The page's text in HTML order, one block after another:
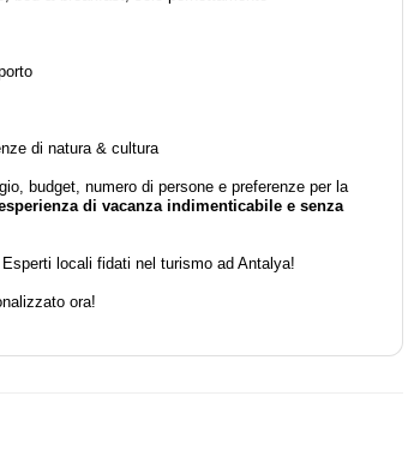
di natura & cultura
budget, numero di persone e preferenze per la
di vacanza indimenticabile e senza
locali fidati nel turismo ad Antalya!
ora!